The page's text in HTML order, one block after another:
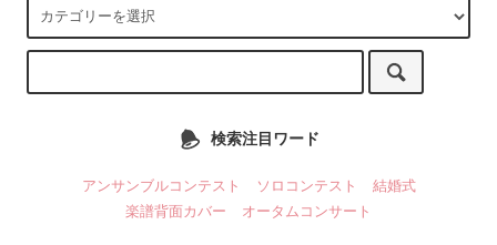
検索注目ワード
アンサンブルコンテスト ソロコンテスト
結婚式
楽譜背面カバー
オータムコンサート